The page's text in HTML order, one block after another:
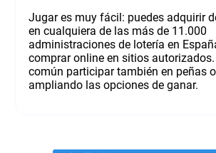
Jugar es muy fácil: puedes adquirir
en cualquiera de las más de 11.000
administraciones de lotería en
comprar online en sitios
común participar también en peñas
ampliando las opciones de ganar.